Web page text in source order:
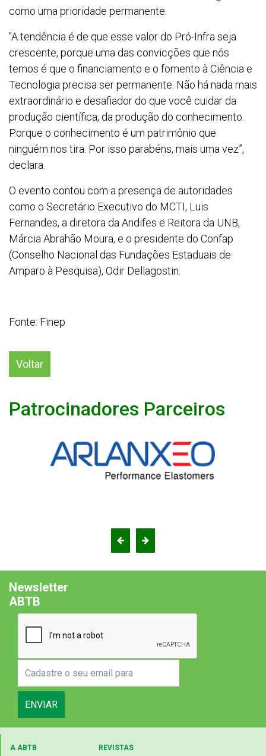
como uma prioridade permanente.
"A tendência é de que esse valor do Pró-Infra seja
crescente, porque uma das convicções que nós
temos é que o financiamento e o fomento à Ciência e
Tecnologia precisa ser permanente. Não há nada mais
extraordinário e desafiador do que você cuidar da
produção científica, da produção do conhecimento.
Porque o conhecimento é um patrimônio que
ninguém nos tira. Por isso parabéns, mais uma vez”,
declara.
O evento contou com a presença de autoridades
como o Secretário Executivo do MCTI, Luis
Fernandes, a diretora da Andifes e Reitora da UNB,
Márcia Abrahão Moura, e o presidente do Confap
(Conselho Nacional das Fundações Estaduais de
Amparo à Pesquisa), Odir Dellagostin.
Fonte: Finep
Voltar
Patrocinadores Parceiros
Newsletter
ABTB
ENVIAR
A ABTB REVISTAS